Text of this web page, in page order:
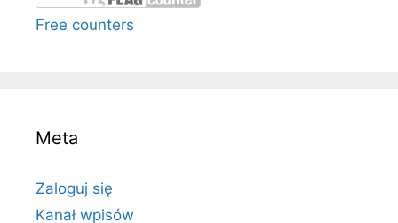
Free counters
Meta
Zaloguj się
Kanał wpisów